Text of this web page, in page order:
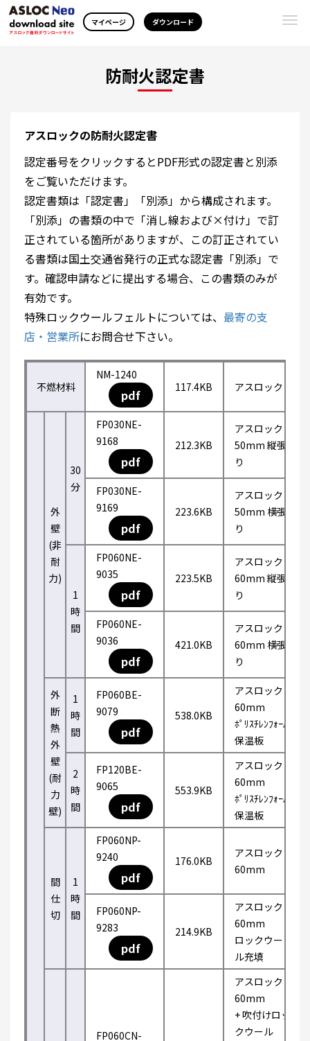
マイページ ダウンロード
防耐火認定書
アスロックの防耐火認定書
認定番号をクリックするとPDF形式の認定書と別添
をご覧いただけます。
認定書類は「認定書」「別添」から構成されます。
「別添」の書類の中で「消し線および×付け」で訂
正されている箇所がありますが、この訂正されてい
る書類は国土交通省発行の正式な認定書「別添」で
す。確認申請などに提出する場合、この書類のみが
有効です。
特殊ロックウールフェルトについては、 最寄の支
店・営業所にお問合せ下さい。
不燃材料
NM-1240
pdf 117.4KB アスロック
外
壁
(非
耐
力)
30
分
FP030NE-
9168
pdf
212.3KB
アスロック
50mm 縦張
り
FP030NE-
9169
pdf
223.6KB
アスロック
50mm 横張
り
1
時
間
FP060NE-
9035
pdf
223.5KB
アスロック
60mm 縦張
り
FP060NE-
9036
pdf
421.0KB
アスロック
60mm 横張
り
外
断
熱
外
壁
(耐
力
壁)
1
時
間
FP060BE-
9079
pdf
538.0KB
アスロック
60mm
ﾎﾟﾘｽﾁﾚﾝﾌｫｰﾑ
保温板
2
時
間
FP120BE-
9065
pdf
553.9KB
アスロック
60mm
ﾎﾟﾘｽﾁﾚﾝﾌｫｰﾑ
保温板
間
仕
切
1
時
間
FP060NP-
9240
pdf
176.0KB
アスロック
60mm
FP060NP-
9283
pdf
214.9KB
アスロック
60mm
ロックウー
ル充填
FP060CN-
アスロック
60mm
+ 吹付けロッ
クウール